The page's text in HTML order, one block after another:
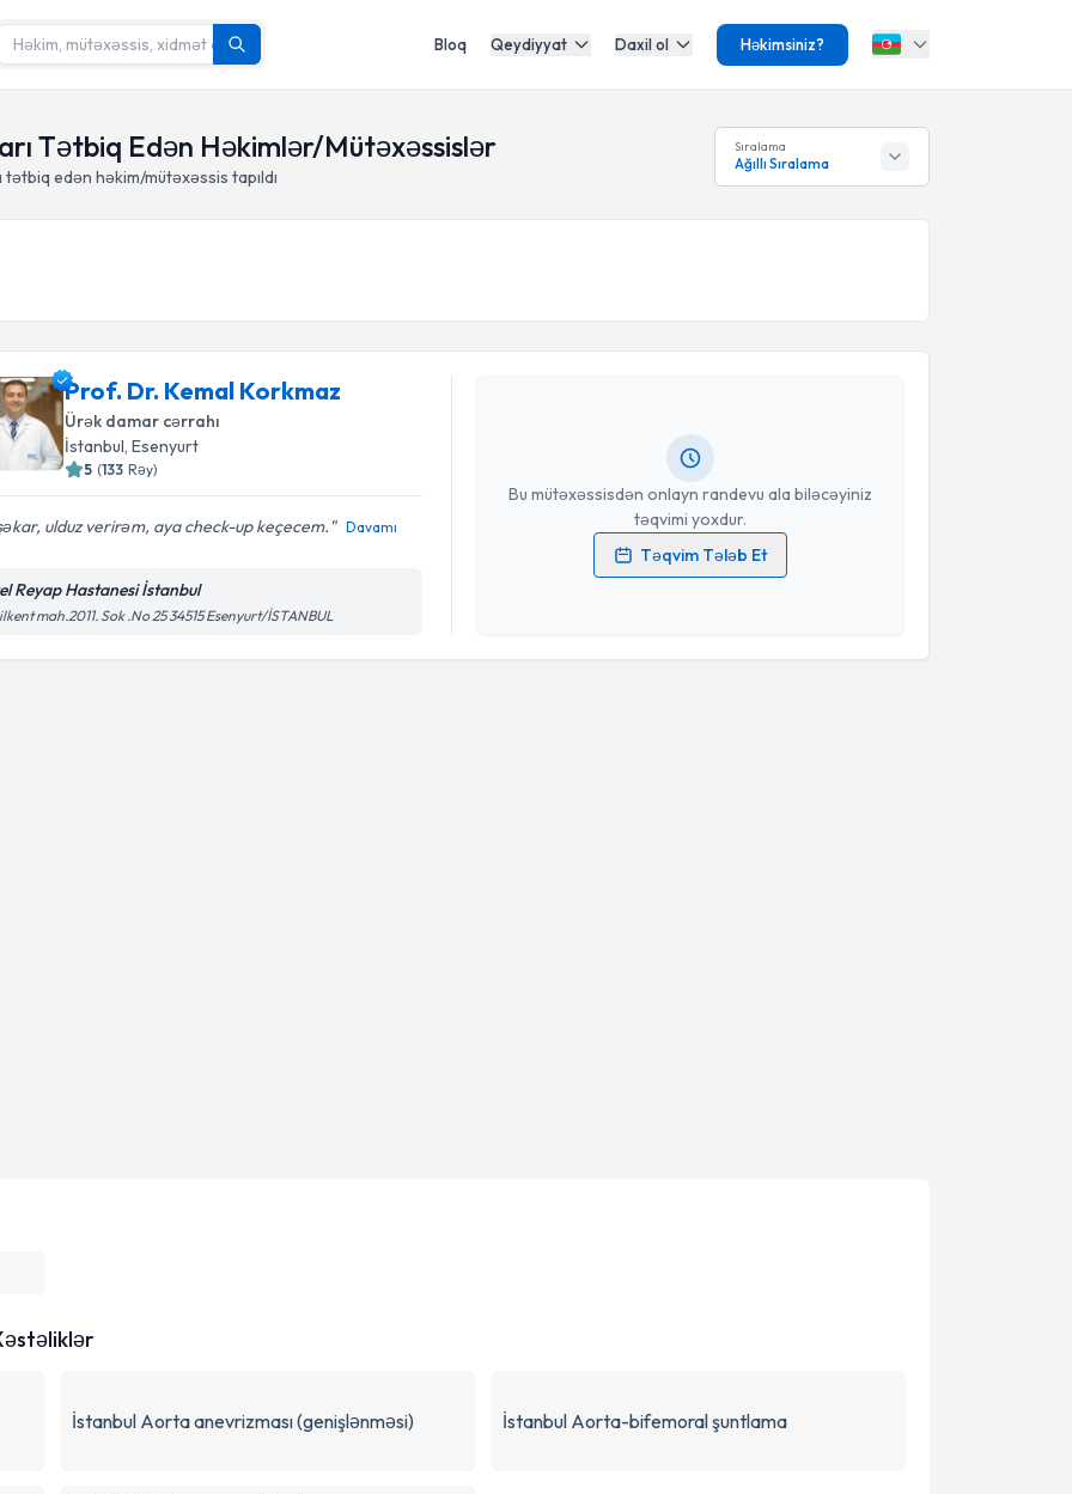
Bloq Qeydiyyat Daxil ol Həkimsiniz?
Tətbiq Edən Həkimlər/Mütəxəssislər
edən həkim/mütəxəssis tapıldı
Sıralama
Ağıllı Sıralama
Prof. Dr. Kemal Korkmaz
Ürək damar cərrahı
İstanbul, Esenyurt
5 (133 Rəy)
ulduz verirəm, aya check-up keçecem. Davamı
Reyap Hastanesi İstanbul
mah.2011. Sok .No 25 34515 Esenyurt/İSTANBUL
Bu mütəxəssisdən onlayn randevu ala biləcəyiniz
təqvimi yoxdur.
Təqvim Tələb Et
Şəxsi məlumatlarımın emal edilməsinə dair
İstanbul Aorta anevrizması (genişlənməsi) İstanbul Aorta-bifemoral şuntlama